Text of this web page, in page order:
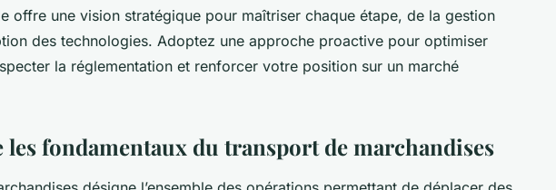
offre une vision stratégique pour maîtriser chaque étape, de la gestion
des technologies. Adoptez une approche proactive pour optimiser
la réglementation et renforcer votre position sur un marché
fondamentaux du transport de marchandises